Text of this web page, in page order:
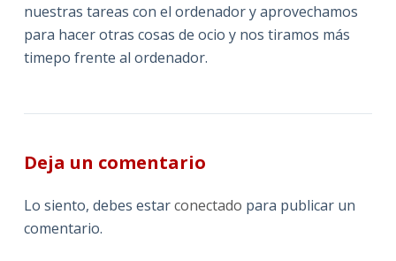
nuestras tareas con el ordenador y aprovechamos
para hacer otras cosas de ocio y nos tiramos más
timepo frente al ordenador.
Deja un comentario
Lo siento, debes estarconectado para publicar un
comentario.